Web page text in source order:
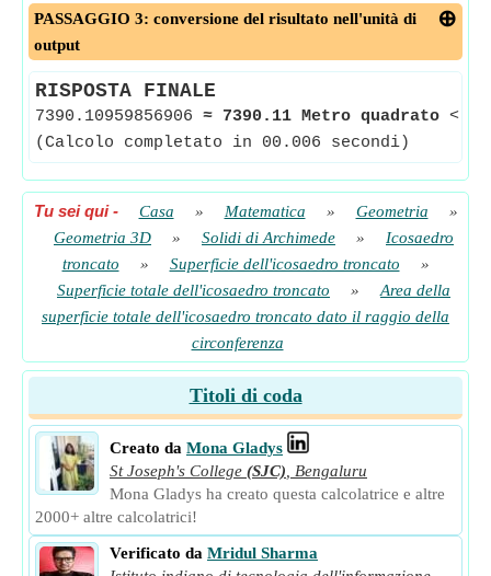
PASSAGGIO 3: conversione del risultato nell'unità di
output
RISPOSTA FINALE
7390.10959856906 ≈ 7390.11 Metro quadrato <--
(Calcolo completato in 00.006 secondi)
Tu sei qui- Casa » Matematica » Geometria
»
Geometria 3D
» Solidi di Archimede »
Icosaedro
troncato
» Superficie dell'icosaedro troncato
»
Superficie totale dell'icosaedro troncato
»
Area della
superficie totale dell'icosaedro troncato dato il raggio della
circonferenza
Titoli di coda
Creato da Mona Gladys
St Joseph's College (SJC)
Bengaluru
Mona Gladys ha creato questa calcolatrice e altre
2000+ altre calcolatrici!
Verificato da Mridul Sharma